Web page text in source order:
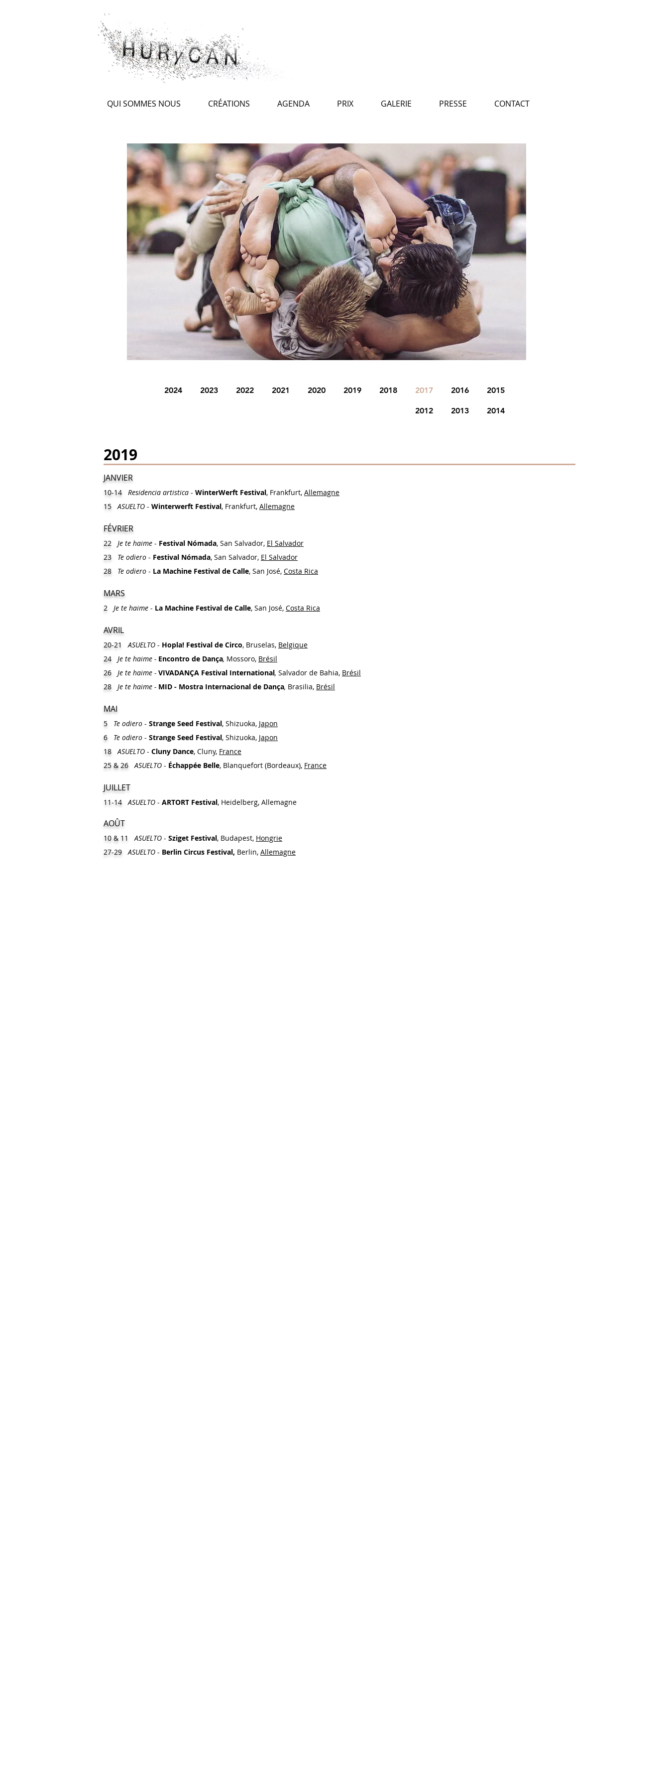
QUI SOMMES NOUS CRÉATIONS AGENDA PRIX GALERIE PRESSE CONTACT
2024 2023 2022 2021 2020 2019 2018 2017 2016 2015
2012 2013 2014
2019
JANVIER
10-14 Residencia artistica - WinterWerft Festival, Frankfurt, Allemagne
15
ASUELTO - Winterwerft Festival, Frankfurt, Allemagne
FÉVRIER
22 Je te haime - Festival Nómada, San Salvador, El Salvador
23
Te odiero - Festival Nómada, San Salvador, El Salvador
28
Te odiero - La Machine Festival de Calle, San José, Costa Rica
MARS
2 Je te haime - La Machine Festival de Calle, San José, Costa Rica
AVRIL
20-21 ASUELTO - Hopla! Festival de Circo, Bruselas, Belgique
24
Je te haime - Encontro de Dança, Mossoro, Brésil
26
Je te haime - VIVADANÇA Festival International, Salvador de Bahia, Brésil
28
Je te haime - MID - Mostra Internacional de Dança, Brasilia, Brésil
MAI
5 Te odiero - Strange Seed Festival, Shizuoka, Japon
6
Te odiero - Strange Seed Festival, Shizuoka, Japon
18 ASUELTO - Cluny Dance, Cluny, France
25 & 26
ASUELTO - Échappée Belle, Blanquefort (Bordeaux), France
JUILLET
11-14 ASUELTO - ARTORT Festival, Heidelberg, Allemagne
AOÛT
10 & 11 ASUELTO - Sziget Festival, Budapest, Hongrie
27-29
ASUELTO - Berlin Circus Festival, Berlin, Allemagne